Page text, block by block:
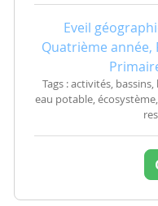
Eveil
Quatrième année,
Tags : activités,
eau potable,